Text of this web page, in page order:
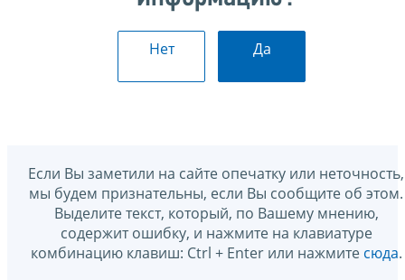
Нет Да
Если Вы заметили на сайте опечатку или неточность,
мы будем признательны, если Вы сообщите об этом.
Выделите текст, который, по Вашему мнению,
содержит ошибку, и нажмите на клавиатуре
комбинацию клавиш: Ctrl + Enter или нажмите сюда.